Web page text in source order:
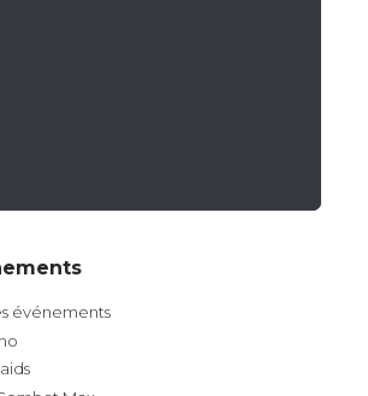
événements